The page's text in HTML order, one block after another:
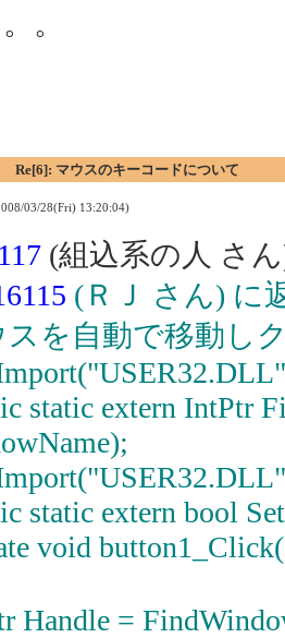
。
Re[6]: マウスのキーコードについて
03/28(Fri) 13:20:04)
(組込系の人 さ
(ＲＪ さん) に
スを自動で移動し
static extern IntPtr
static extern bool
void
Handle =